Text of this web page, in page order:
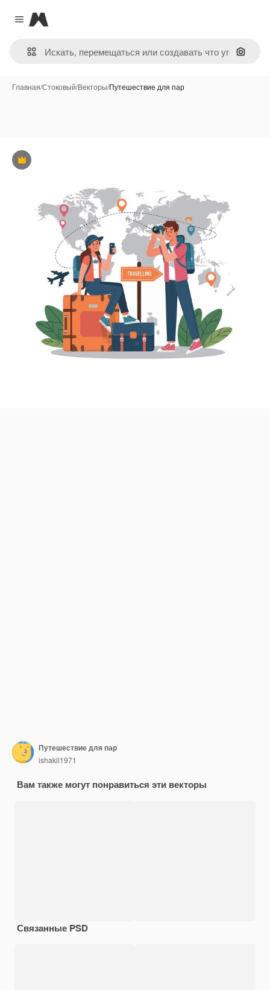
Close menu
Magnific
Поиск
Главная/Стоковый/Векторы/Путешествие для пар
Премиум
Путешествие для пар
ishakil1971
Вам также могут понравиться эти векторы
Связанные PSD